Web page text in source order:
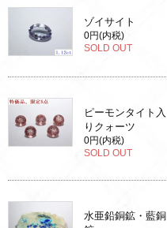
ゾイサイト
0円(内税)
SOLD OUT
ピーモンタイト入
りクォーツ
0円(内税)
SOLD OUT
水亜鉛銅鉱・藍銅